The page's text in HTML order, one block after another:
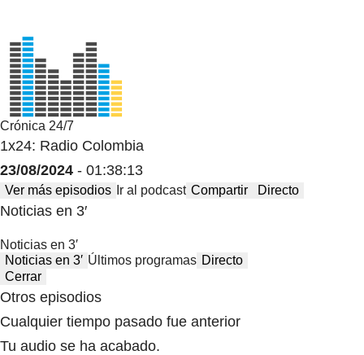
Crónica 24/7
1x24: Radio Colombia
23/08/2024 - 01:38:13
Ver más episodios Ir al podcast Compartir Directo
Noticias en 3′
Noticias en 3′
Noticias en 3′ Últimos programas Directo
Cerrar
Otros episodios
Cualquier tiempo pasado fue anterior
Tu audio se ha acabado.